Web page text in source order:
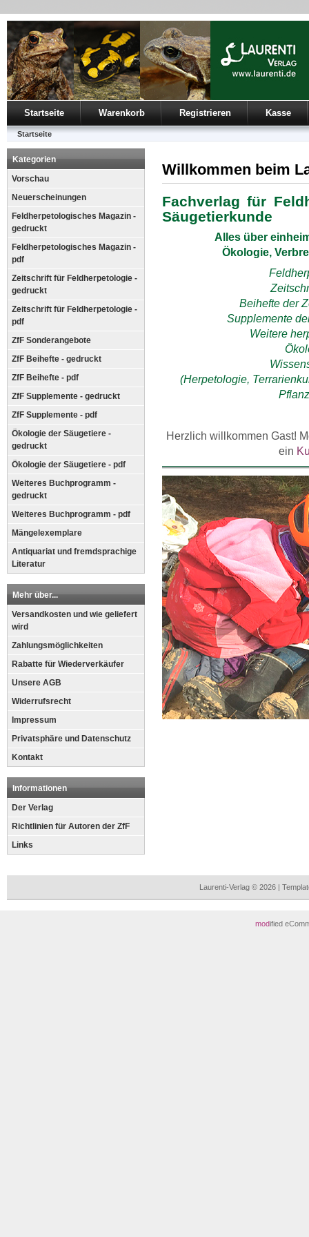
Startseite Warenkorb Registrieren Kasse
Startseite
Kategorien
Vorschau
Neuerscheinungen
Feldherpetologisches Magazin -
gedruckt
Feldherpetologisches Magazin -
pdf
Zeitschrift für Feldherpetologie -
gedruckt
Zeitschrift für Feldherpetologie -
pdf
ZfF Sonderangebote
ZfF Beihefte - gedruckt
ZfF Beihefte - pdf
ZfF Supplemente - gedruckt
ZfF Supplemente - pdf
Ökologie der Säugetiere -
gedruckt
Ökologie der Säugetiere - pdf
Weiteres Buchprogramm -
gedruckt
Weiteres Buchprogramm - pdf
Mängelexemplare
Antiquariat und fremdsprachige
Literatur
Mehr über...
Versandkosten und wie geliefert
wird
Zahlungsmöglichkeiten
Rabatte für Wiederverkäufer
Unsere AGB
Widerrufsrecht
Impressum
Privatsphäre und Datenschutz
Kontakt
Informationen
Der Verlag
Richtlinien für Autoren der ZfF
Links
Willkommen beim
Fachverlag für
Säugetierkunde
Alles über
Ökologie,
Beihefte der
Supplemente
Weitere
(Herpetologie,
Herzlich willkommenGast!
ein
Laurenti-Verlag © 2026 |
modified